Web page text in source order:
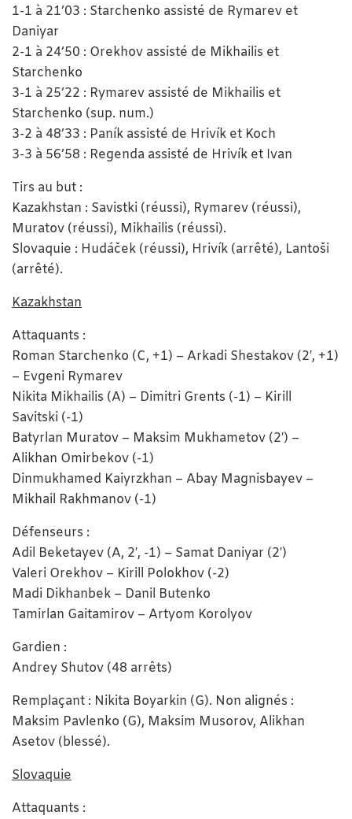
1-1 à 21’03 : Starchenko assisté de Rymarev et
Daniyar
2-1 à 24’50 : Orekhov assisté de Mikhailis et
Starchenko
3-1 à 25’22 : Rymarev assisté de Mikhailis et
Starchenko (sup. num.)
3-2 à 48’33 : Paník assisté de Hrivík et Koch
3-3 à 56’58 : Regenda assisté de Hrivík et Ivan
Tirs au but :
Kazakhstan : Savistki (réussi), Rymarev (réussi),
Muratov (réussi), Mikhailis (réussi).
Slovaquie : Hudáček (réussi), Hrivík (arrêté), Lantoši
(arrêté).
Kazakhstan
Attaquants :
Roman Starchenko (C, +1) – Arkadi Shestakov (2′, +1)
– Evgeni Rymarev
Nikita Mikhailis (A) – Dimitri Grents (-1) – Kirill
Savitski (-1)
Batyrlan Muratov – Maksim Mukhametov (2′) –
Alikhan Omirbekov (-1)
Dinmukhamed Kaiyrzkhan – Abay Magnisbayev –
Mikhail Rakhmanov (-1)
Défenseurs :
Adil Beketayev (A, 2′, -1) – Samat Daniyar (2′)
Valeri Orekhov – Kirill Polokhov (-2)
Madi Dikhanbek – Danil Butenko
Tamirlan Gaitamirov – Artyom Korolyov
Gardien :
Andrey Shutov (48 arrêts)
Remplaçant : Nikita Boyarkin (G). Non alignés :
Maksim Pavlenko (G), Maksim Musorov, Alikhan
Asetov (blessé).
Slovaquie
Attaquants :